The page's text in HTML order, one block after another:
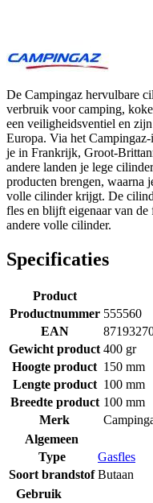
De Campingaz hervulbare
verbruik voor camping,
een veiligheidsventiel en
Europa. Via het
je in Frankrijk, Groot-
andere landen je lege
producten brengen, waarna
volle cilinder krijgt. De
fles en blijft eigenaar van de
andere volle cilinder.
Specificaties
Product
Productnummer 555560
EAN
Gewicht product 400 gr
Hoogte product 150 mm
Lengte product 100 mm
Breedte product 100 mm
Merk
Algemeen
Type
Gasfles
Soort brandstof Butaan
Gebruik